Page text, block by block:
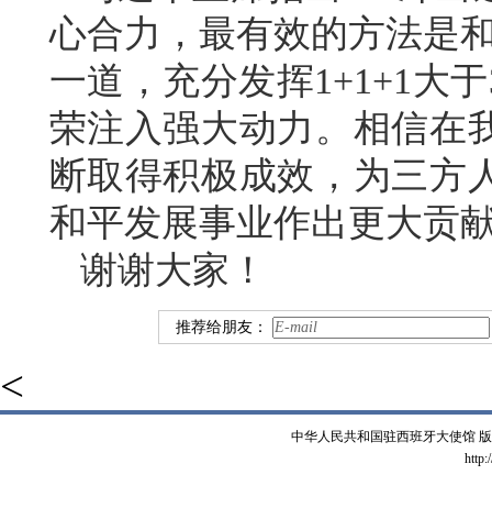
心合力，最有效的方法是
一道，充分发挥1+1+1大
荣注入强大动力。相信在
断取得积极成效，为三方
和平发展事业作出更大贡
谢谢大家！
推荐给朋友：
<
中华人民共和国驻西班牙大使馆